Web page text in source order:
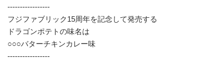
-----------------
フジファブリック15周年を記念して発売する
ドラゴンポテトの味名は
○○○バターチキンカレー味
-----------------